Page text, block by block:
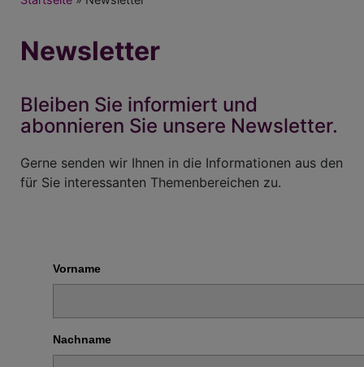
Newsletter
Bleiben Sie informiert und
abonnieren Sie unsere Newsletter.
Gerne senden wir Ihnen in die Informationen aus den
für Sie interessanten Themenbereichen zu.
Vorname
Nachname